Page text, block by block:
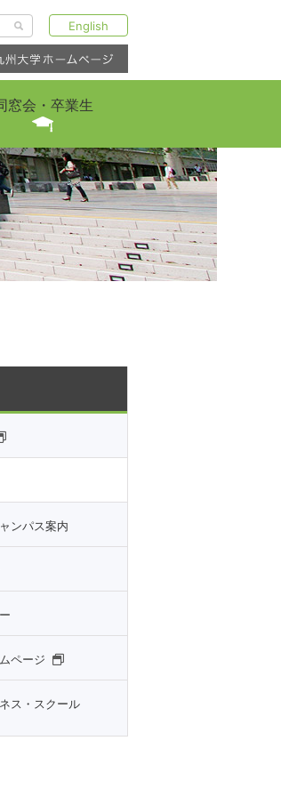
English
窓会・卒業生
ンパス案内
ページ
ス・スクール